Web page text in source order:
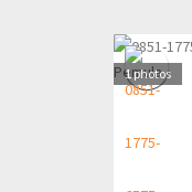
1photos